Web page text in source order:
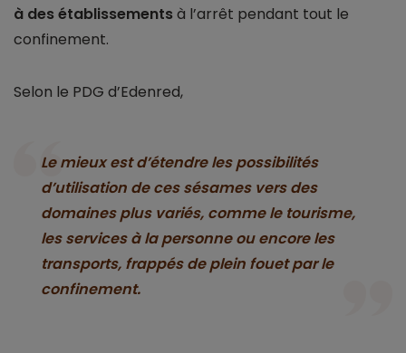
à des établissementsà l’arrêt pendant tout le
confinement.
Selon le PDG d’Edenred,
Le mieux est d’étendre les possibilités
d’utilisation de ces sésames vers des
domaines plus variés, comme le tourisme,
les services à la personne ou encore les
transports, frappés de plein fouet par le
confinement.